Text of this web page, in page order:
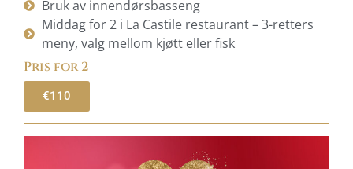
Bruk av innendørsbasseng
Middag for 2 i La Castile restaurant – 3-retters
meny, valg mellom kjøtt eller fisk
Pris for 2
€110